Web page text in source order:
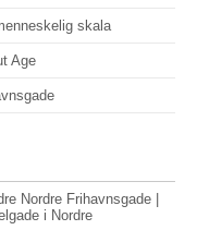
skala
Age
Nordre Frihavnsgade |
i Nordre